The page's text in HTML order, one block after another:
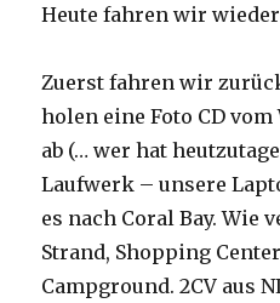
Heute fahren wir
Zuerst fahren wir
holen eine Foto CD
ab (… wer hat
Laufwerk – unsere
es nach Coral Bay. Wie
Strand, Shopping
Campground.2CV aus